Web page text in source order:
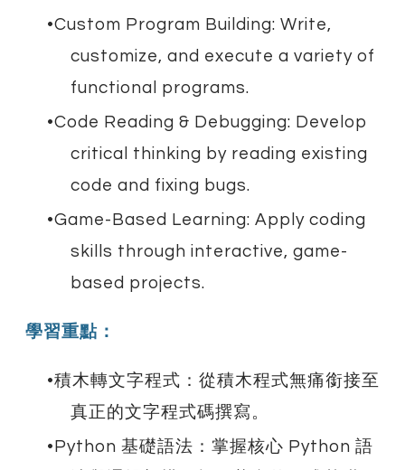
Custom Program Building: Write,
customize, and execute a variety of
functional programs.
Code Reading & Debugging: Develop
critical thinking by reading existing
code and fixing bugs.
Game-Based Learning: Apply coding
skills through interactive, game-
based projects.
學習重點：
積木轉文字程式：從積木程式無痛銜接至
真正的文字程式碼撰寫。
Python 基礎語法：掌握核心 Python 語